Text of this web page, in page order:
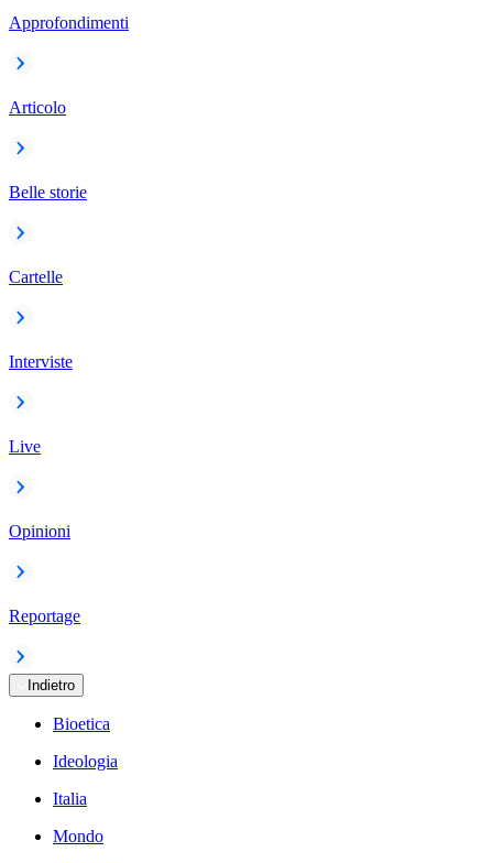
Approfondimenti
Articolo
Belle storie
Cartelle
Interviste
Live
Opinioni
Reportage
Indietro
Bioetica
Ideologia
Italia
Mondo